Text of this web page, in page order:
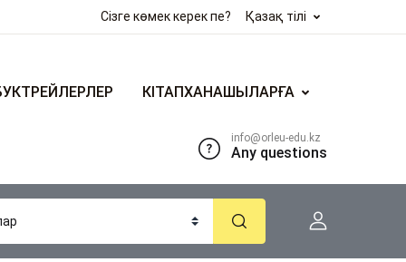
Сізге көмек керек пе? Қазақ тілі
КІТАПХАНАШЫЛАРҒА
info@orleu-edu.kz
Any questions